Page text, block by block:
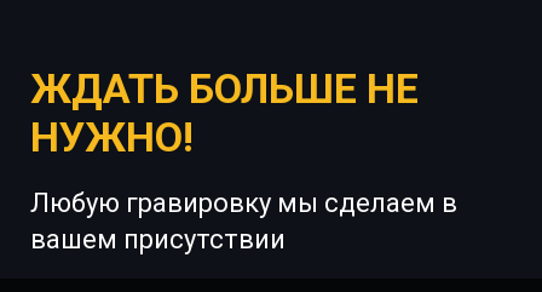
ЖДАТЬ БОЛЬШЕ НЕ
НУЖНО!
Любую гравировку мы сделаем в
вашем присутствии